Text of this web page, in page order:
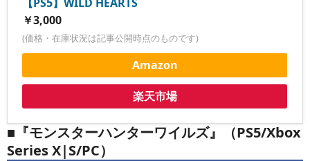
￥3,000
(価格・在庫状況は記事公開時点のものです)
Amazon
楽天市場
■『モンスターハンターワイルズ』（PS5/Xbox
Series X|S/PC）